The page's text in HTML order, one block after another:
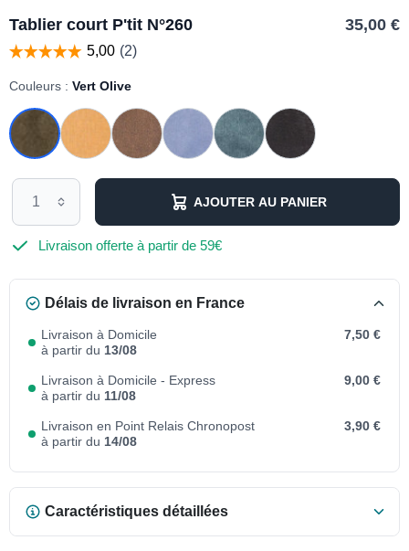
Tablier court P'tit N°260 35,00 €
Couleurs : Vert Olive
AJOUTER AU PANIER
Livraison offerte à partir de 59€
Délais de livraison en France
Livraison à Domicile
à partir du 13/08
7,50 €
Livraison à Domicile - Express
à partir du 11/08
9,00 €
Livraison en Point Relais Chronopost
à partir du 14/08
3,90 €
Caractéristiques détaillées